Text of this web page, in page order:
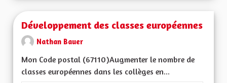
Développement des classes européennes
Nathan Bauer
Mon Code postal (67110)Augmenter le nombre de
classes européennes dans les collèges en...